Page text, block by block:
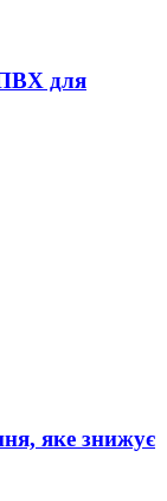
ПВХ для
яке знижує